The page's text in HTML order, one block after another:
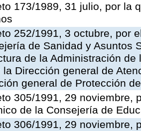
173/1989, 31 julio, por la
252/1991, 3 octubre, por
de Sanidad y Asuntos
de la Administración
la Dirección general de
general de Protección
305/1991, 29 noviembre,
de la Consejería de
306/1991, 29 noviembre,